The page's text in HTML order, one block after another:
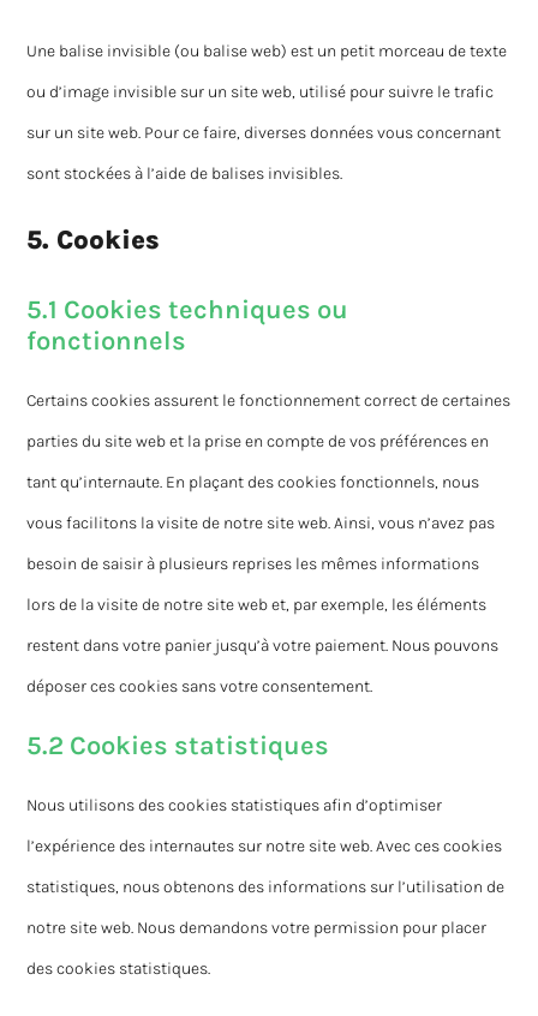
Une balise invisible (ou balise web) est un petit morceau de texte
ou d’image invisible sur un site web, utilisé pour suivre le trafic
sur un site web. Pour ce faire, diverses données vous concernant
sont stockées à l’aide de balises invisibles.
5. Cookies
5.1 Cookies techniques ou
fonctionnels
Certains cookies assurent le fonctionnement correct de certaines
parties du site web et la prise en compte de vos préférences en
tant qu’internaute. En plaçant des cookies fonctionnels, nous
vous facilitons la visite de notre site web. Ainsi, vous n’avez pas
besoin de saisir à plusieurs reprises les mêmes informations
lors de la visite de notre site web et, par exemple, les éléments
restent dans votre panier jusqu’à votre paiement. Nous pouvons
déposer ces cookies sans votre consentement.
5.2 Cookies statistiques
Nous utilisons des cookies statistiques afin d’optimiser
l’expérience des internautes sur notre site web. Avec ces cookies
statistiques, nous obtenons des informations sur l’utilisation de
notre site web. Nous demandons votre permission pour placer
des cookies statistiques.